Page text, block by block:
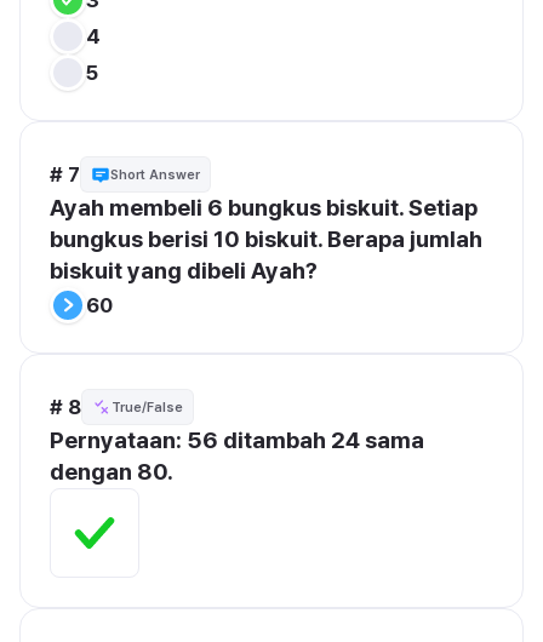
4
5
# 7 Short Answer
Ayah membeli 6 bungkus biskuit. Setiap
bungkus berisi 10 biskuit. Berapa jumlah
biskuit yang dibeli Ayah?
60
# 8 True/False
Pernyataan: 56 ditambah 24 sama
dengan 80.